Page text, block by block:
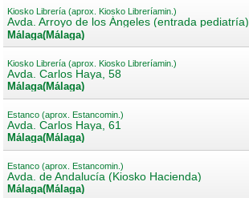
Kiosko Librería (aprox. Kiosko Libreríamin.)
Avda. Arroyo de los Ángeles (entrada pediatría)
Málaga(Málaga)
Kiosko Librería (aprox. Kiosko Libreríamin.)
Avda. Carlos Haya, 58
Málaga(Málaga)
Estanco (aprox. Estancomin.)
Avda. Carlos Haya, 61
Málaga(Málaga)
Estanco (aprox. Estancomin.)
Avda. de Andalucía (Kiosko Hacienda)
Málaga(Málaga)